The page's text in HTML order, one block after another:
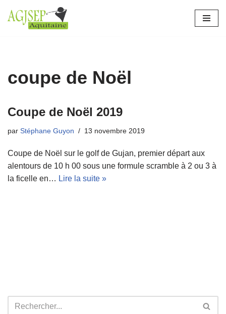
Aller
coupe de Noël
Coupe de Noël 2019
par Stéphane Guyon 13 novembre 2019
Coupe de Noël sur le golf de Gujan, premier départ aux
alentours de 10 h 00 sous une formule scramble à 2 ou 3 à
la ficelle en… Lire la suite »